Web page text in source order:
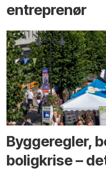
entreprenør
Bygge­regler,
bolig­krise –